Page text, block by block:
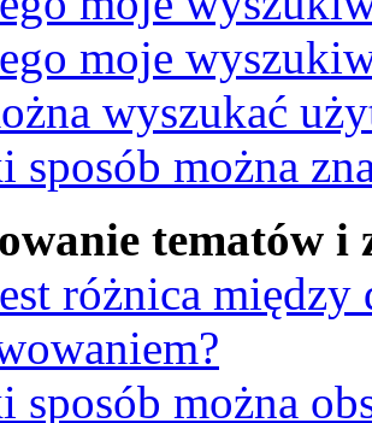
moje
wyszukać
sposób można
tematów i
różnica między
sposób można